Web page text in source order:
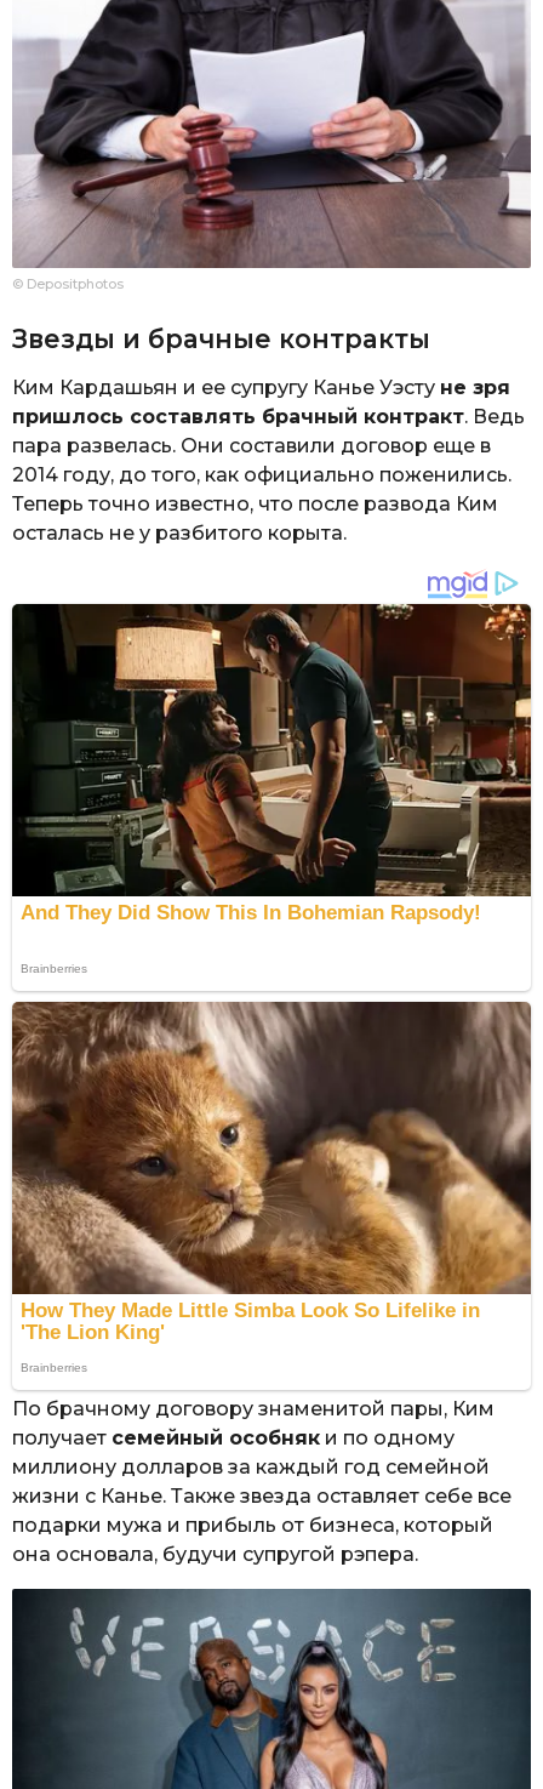
© Depositphotos
Звезды и брачные контракты
Ким Кардашьян и ее супругу Канье Уэсту не зря
пришлось составлять брачный контракт. Ведь
пара развелась. Они составили договор еще в
2014 году, до того, как официально поженились.
Теперь точно известно, что после развода Ким
осталась не у разбитого корыта.
По брачному договору знаменитой пары, Ким
получает семейный особняк и по одному
миллиону долларов за каждый год семейной
жизни с Канье. Также звезда оставляет себе все
подарки мужа и прибыль от бизнеса, который
она основала, будучи супругой рэпера.